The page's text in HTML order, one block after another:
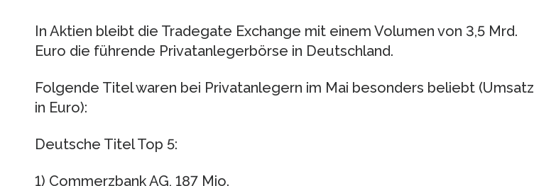
In Aktien bleibt die Tradegate Exchange mit einem Volumen von 3,5 Mrd.
Euro die führende Privatanlegerbörse in Deutschland.
Folgende Titel waren bei Privatanlegern im Mai besonders beliebt (Umsatz
in Euro):
Deutsche Titel Top 5:
1) Commerzbank AG, 187 Mio.